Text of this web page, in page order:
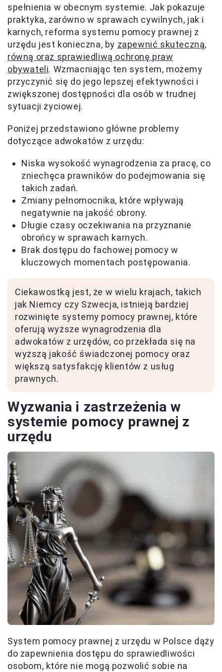
spełnienia w obecnym systemie. Jak pokazuje
praktyka, zarówno w sprawach cywilnych, jak i
karnych, reforma systemu pomocy prawnej z
urzędu jest konieczna, by zapewnić skuteczną,
równą oraz sprawiedliwą ochronę praw
obywateli. Wzmacniając ten system, możemy
przyczynić się do jego lepszej efektywności i
zwiększonej dostępności dla osób w trudnej
sytuacji życiowej.
Poniżej przedstawiono główne problemy
dotyczące adwokatów z urzędu:
Niska wysokość wynagrodzenia za pracę, co
zniechęca prawników do podejmowania się
takich zadań.
Zmiany pełnomocnika, które wpływają
negatywnie na jakość obrony.
Długie czasy oczekiwania na przyznanie
obrońcy w sprawach karnych.
Brak dostępu do fachowej pomocy w
kluczowych momentach postępowania.
Ciekawostką jest, że w wielu krajach, takich
jak Niemcy czy Szwecja, istnieją bardziej
rozwinięte systemy pomocy prawnej, które
oferują wyższe wynagrodzenia dla
adwokatów z urzędów, co przekłada się na
wyższą jakość świadczonej pomocy oraz
większą satysfakcję klientów z usług
prawnych.
Wyzwania i zastrzeżenia w
systemie pomocy prawnej z
urzędu
System pomocy prawnej z urzędu w Polsce dąży
do zapewnienia dostępu do sprawiedliwości
osobom, które nie mogą pozwolić sobie na